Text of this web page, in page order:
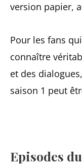
version papier,
Pour les fans
connaître
et des
saison 1 peut
Episodes